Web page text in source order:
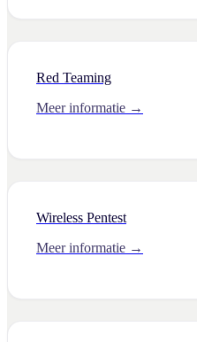
Red Teaming
Meer informatie →
Wireless Pentest
Meer informatie →